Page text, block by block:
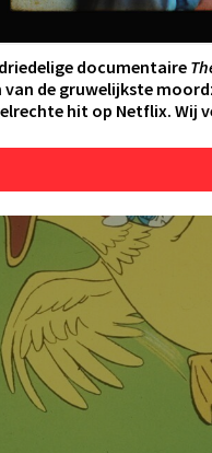
AAN AGENDA DELEN
documentaire
van de gruwelijkste
hit op Netflix. Wij